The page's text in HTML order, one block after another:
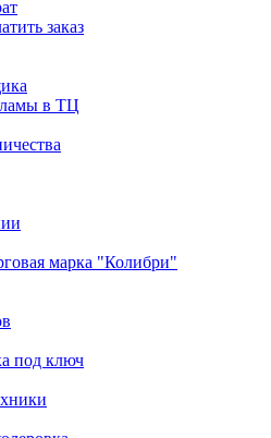
заказ
в ТЦ
марка "Колибри"
под ключ